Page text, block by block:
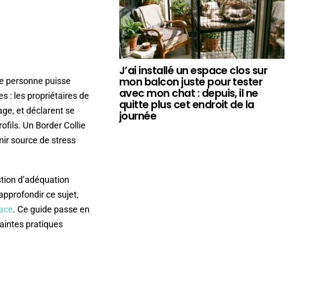
personne puisse
: les propriétaires de
et déclarent se
Un Border Collie
source de stress
d’adéquation
ce sujet,
. Ce guide passe en
pratiques
J’ai installé un espace clos sur
mon balcon juste pour tester
avec mon chat : depuis, il ne
quitte plus cet endroit de la
journée